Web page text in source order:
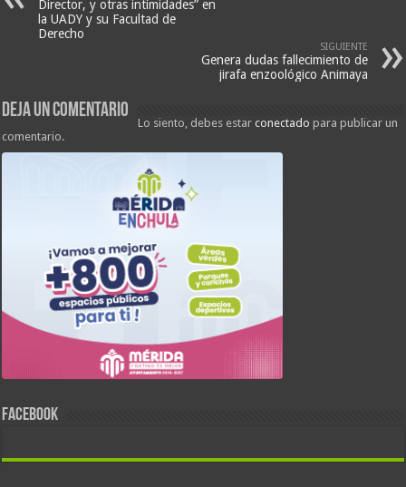
Director, y otras intimidades” en
la UADY y su Facultad de
Derecho
SIGUIENTE
Genera dudas fallecimiento de
jirafa enzoológico Animaya
Deja un comentario
Lo siento, debes estarconectado para publicar un
comentario.
FACEBOOK